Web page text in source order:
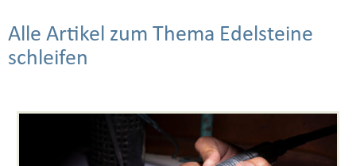
Alle Artikel zum Thema Edelsteine
schleifen